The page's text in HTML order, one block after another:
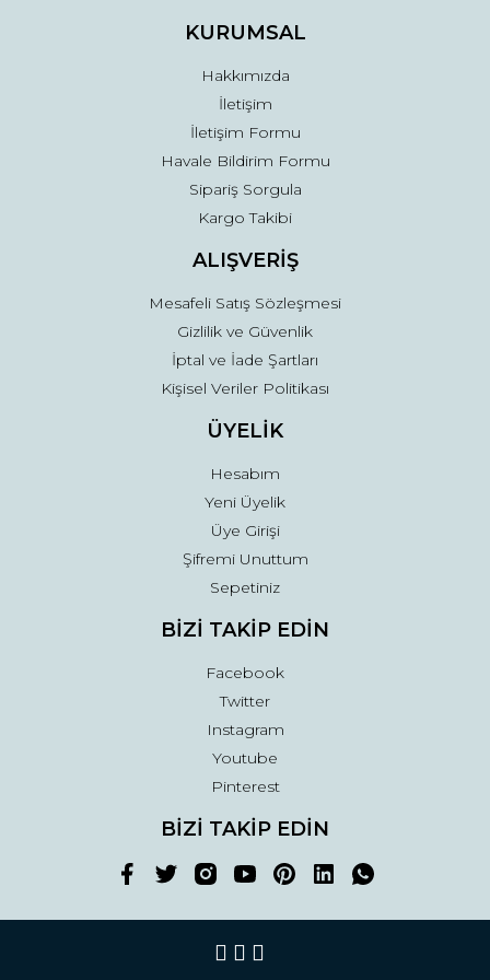
Ürün fiyatı diğer sitelerden daha pahalı.
Gönder
KURUMSAL
Hakkımızda
İletişim
İletişim Formu
Havale Bildirim Formu
Sipariş Sorgula
Kargo Takibi
ALIŞVERİŞ
Mesafeli Satış Sözleşmesi
Gizlilik ve Güvenlik
İptal ve İade Şartları
Kişisel Veriler Politikası
ÜYELİK
Hesabım
Yeni Üyelik
Üye Girişi
Şifremi Unuttum
Sepetiniz
BİZİ TAKİP EDİN
Facebook
Twitter
Instagram
Youtube
Pinterest
BİZİ TAKİP EDİN